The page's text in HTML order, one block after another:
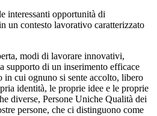
interessanti opportunità di
un contesto lavorativo caratterizzato
modi di lavorare innovativi,
supporto di un inserimento efficace
cui ognuno si sente accolto, libero
identità, le proprie idee e le proprie
diverse, Persone Uniche Qualità dei
persone, che ci distinguono come